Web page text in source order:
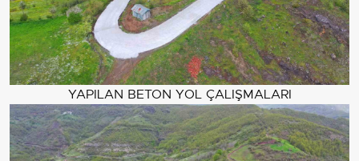
YAPILAN BETON YOL ÇALIŞMALARI